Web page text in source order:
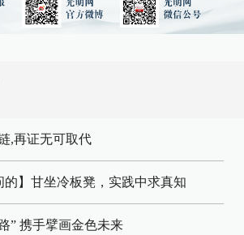
,再证无可取代
的】甘坐冷板凳，实践中求真知
” 携手擘画金色未来